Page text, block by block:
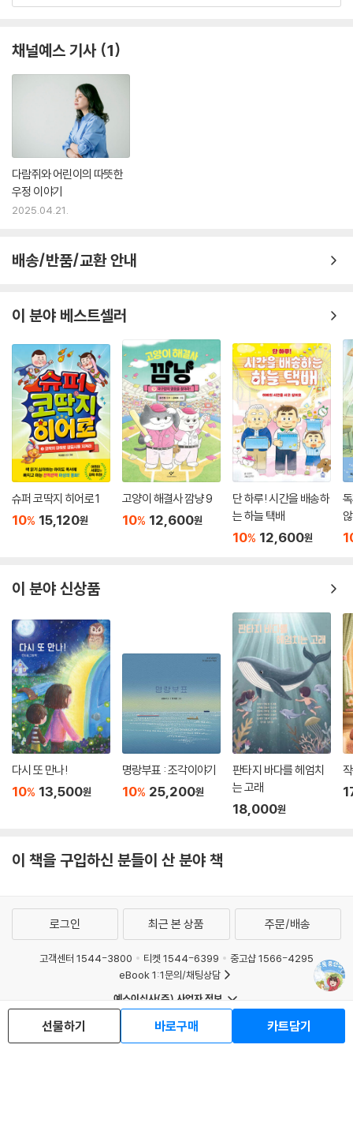
채널예스 기사 1
다람쥐와 어린이의 따뜻한
우정 이야기
2025.04.21.
배송/반품/교환 안내
이 분야 베스트셀러
슈퍼 코딱지 히어로 1
10% 15,120원
고양이 해결사 깜냥 9
10% 12,600원
단 하루! 시간을 배송하
는 하늘 택배
10% 12,600원
이 분야 신상품
다시 또 만나!
10% 13,500원
명랑부표 : 조각이야기
10% 25,200원
판타지 바다를 헤엄치
는 고래
18,000원
이 책을 구입하신 분들이 산 분야 책
선물하기 바로구매 카트담기
로그인 최근 본 상품 주문/배송
고객센터 1544-3800 티켓 1544-6399
중고샵 1566-4295
eBook 1:1문의/채팅상담
예스이십사(주) 사업자 정보
이용약관
개인정보처리방침
청소년보호정책